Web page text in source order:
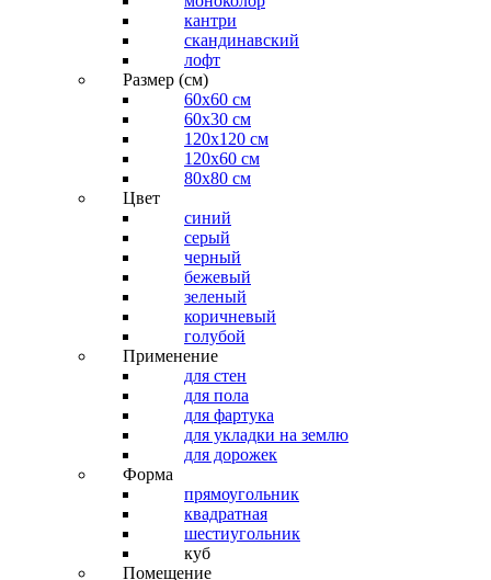
кантри
скандинавский
лофт
Размер (см)
60х60 см
60x30 см
120x120 см
120x60 см
80x80 см
Цвет
синий
серый
черный
бежевый
зеленый
коричневый
голубой
Применение
для стен
для пола
для фартука
для укладки на землю
для дорожек
Форма
прямоугольник
квадратная
шестиугольник
куб
Помещение